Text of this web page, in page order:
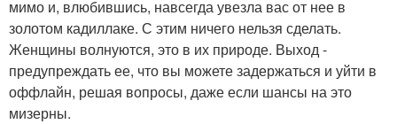
мимо и, влюбившись, навсегда увезла вас от нее в
золотом кадиллаке. С этим ничего нельзя сделать.
Женщины волнуются, это в их природе. Выход -
предупреждать ее, что вы можете задержаться и уйти в
оффлайн, решая вопросы, даже если шансы на это
мизерны.